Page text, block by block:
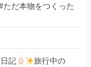
だ本物をつくった
記
旅行中の